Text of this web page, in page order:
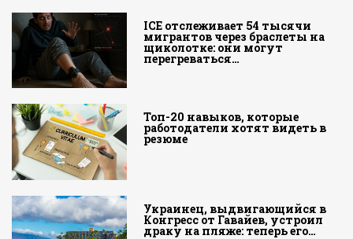
ICE отслеживает 54 тысячи
мигрантов через браслеты на
щиколотке: они могут
перегреваться…
Топ-20 навыков, которые
работодатели хотят видеть в
резюме
Украинец, выдвигающийся в
Конгресс от Гавайев, устроил
драку на пляже: теперь его…